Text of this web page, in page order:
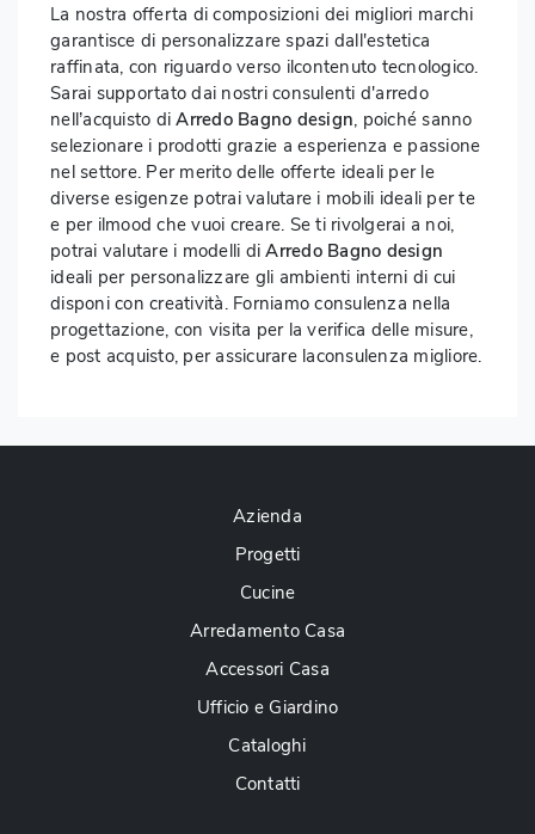
La nostra offerta di composizioni dei migliori marchi
garantisce di personalizzare spazi dall'estetica
raffinata, con riguardo verso ilcontenuto tecnologico.
Sarai supportato dai nostri consulenti d'arredo
nell’acquisto diArredo Bagno design, poiché sanno
selezionare i prodotti grazie a esperienza e passione
nel settore. Per merito delle offerte ideali per le
diverse esigenze potrai valutare i mobili ideali per te
e per ilmood che vuoi creare. Se ti rivolgerai a noi,
potrai valutare i modelli diArredo Bagno design
ideali per personalizzare gli ambienti interni di cui
disponi con creatività. Forniamo consulenza nella
progettazione, con visita per la verifica delle misure,
e post acquisto, per assicurare laconsulenza migliore.
Azienda
Progetti
Cucine
Arredamento Casa
Accessori Casa
Ufficio e Giardino
Cataloghi
Contatti